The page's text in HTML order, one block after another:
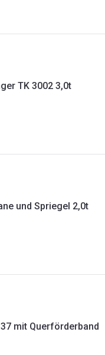
TK 3002 3,0t
und Spriegel 2,0t
mit Querförderband